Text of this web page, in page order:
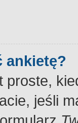
ankietę?
proste,
jeśli